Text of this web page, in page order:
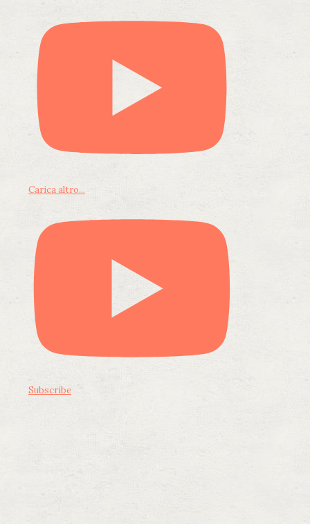
Carica altro...
Subscribe